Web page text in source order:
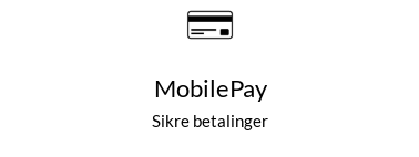
MobilePay
Sikre betalinger